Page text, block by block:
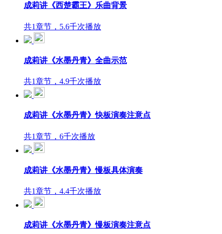
成莉讲《西楚霸王》乐曲背景
共1章节，5.6千次播放
成莉讲《水墨丹青》全曲示范
共1章节，4.9千次播放
成莉讲《水墨丹青》快板演奏注意点
共1章节，6千次播放
成莉讲《水墨丹青》慢板具体演奏
共1章节，4.4千次播放
成莉讲《水墨丹青》慢板演奏注意点